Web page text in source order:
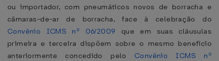
ou importador, com pneumáticos novos de borracha e
câmaras-de-ar de borracha, face à celebração do
Convênio ICMS nº 06/2009 que em suas cláusulas
primeira e terceira dispõem sobre o mesmo benefício
anteriormente concedido pelo Convênio ICMS nº